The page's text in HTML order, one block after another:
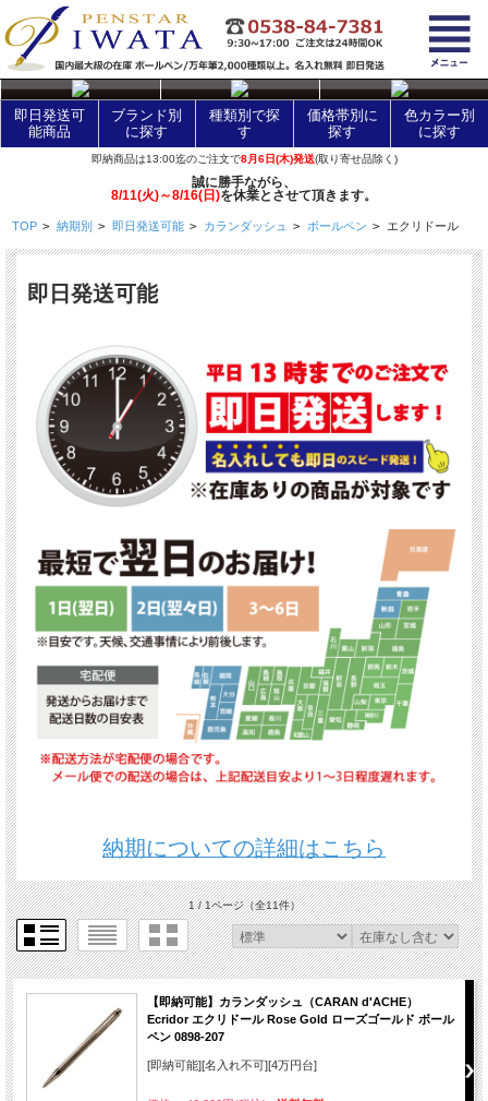
layer Control
即日発送可
能商品
ブランド別
に探す
種類別で探
す
価格帯別に
探す
色カラー別
に探す
即納商品は13:00迄のご注文で8月6日(木)発送(取り寄せ品除く)
誠に勝手ながら、
8/11(火)～8/16(日)を休業とさせて頂きます。
TOP > 納期別 > 即日発送可能 > カランダッシュ > ボールペン > エクリドール
即日発送可能
納期についての詳細はこちら
1 / 1ページ（全11件）
【即納可能】カランダッシュ（CARAN d'ACHE）
Ecridor エクリドール Rose Gold ローズゴールド ボール
ペン 0898-207
[即納可能][名入れ不可][4万円台]